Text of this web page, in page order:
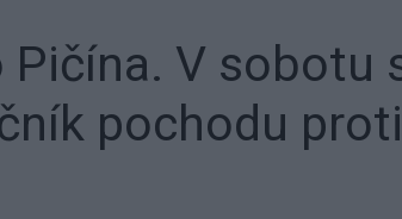
Pičína. V sobotu
pochodu proti